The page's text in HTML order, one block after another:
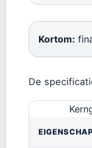
Kortom:
De
EIGENSCHAP